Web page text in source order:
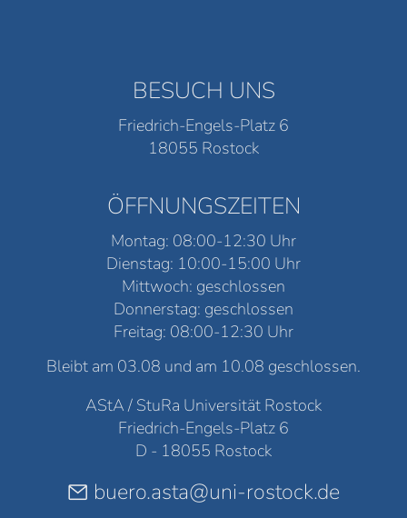
BESUCH UNS
Friedrich-Engels-Platz 6
18055 Rostock
ÖFFNUNGSZEITEN
Montag: 08:00-12:30 Uhr
Dienstag: 10:00-15:00 Uhr
Mittwoch: geschlossen
Donnerstag: geschlossen
Freitag: 08:00-12:30 Uhr
Bleibt am 03.08 und am 10.08 geschlossen.
AStA / StuRa Universität Rostock
Friedrich-Engels-Platz 6
D - 18055 Rostock
buero.asta@uni-rostock.de